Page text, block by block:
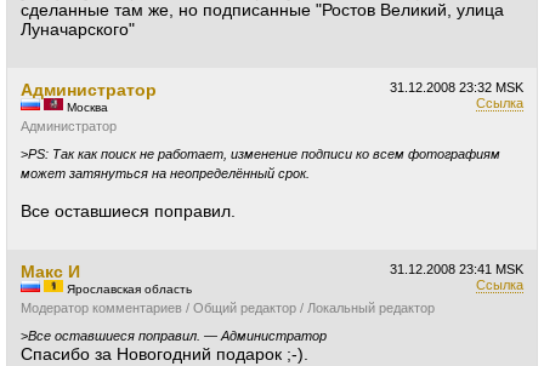
сделанные там же, но подписанные "Ростов Великий, улица
Луначарского"
31.12.2008 23:32 MSK
Ссылка
Администратор
Москва
Администратор
>PS: Так как поиск не работает, изменение подписи ко всем фотографиям
может затянуться на неопределённый срок.
Все оставшиеся поправил.
31.12.2008 23:41 MSK
Ссылка
Макс И
Ярославская область
Модератор комментариев / Общий редактор / Локальный редактор
>Все оставшиеся поправил. — Администратор
Спасибо за Новогодний подарок ;-).